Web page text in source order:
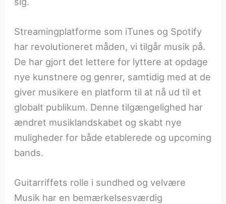
Streamingplatforme som iTunes og Spotify
har revolutioneret måden, vi tilgår musik på.
De har gjort det lettere for lyttere at opdage
nye kunstnere og genrer, samtidig med at de
giver musikere en platform til at nå ud til et
globalt publikum. Denne tilgængelighed har
ændret musiklandskabet og skabt nye
muligheder for både etablerede og upcoming
bands.
Guitarriffets rolle i sundhed og velvære
Musik har en bemærkelsesværdig